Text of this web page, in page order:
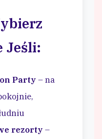
Jeśli:
Party – na
rezorty –